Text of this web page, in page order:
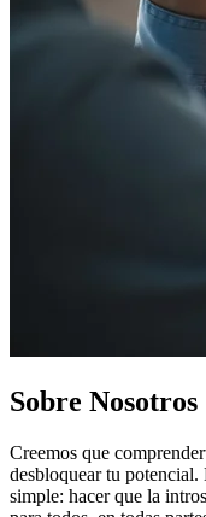
Sobre Nosotros
Creemos que
desbloquear tu potencial.
simple: hacer que la